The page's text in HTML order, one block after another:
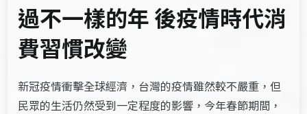
過不一樣的年 後疫情時代消
費習慣改變
新冠疫情衝擊全球經濟，台灣的疫情雖然較不嚴重，但
民眾的生活仍然受到一定程度的影響，今年春節期間，